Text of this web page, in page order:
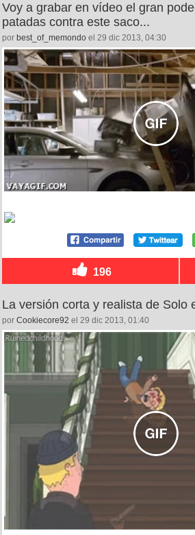
Voy a grabar en vídeo el gran
patadas contra este saco...
por best_of_memondo el 29 dic 2013, 04:30
196
La versión corta y realista de Solo
por Cookiecore92 el 29 dic 2013, 01:40